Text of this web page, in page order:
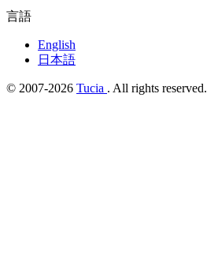
言語
English
日本語
© 2007-2026 Tucia . All rights reserved.